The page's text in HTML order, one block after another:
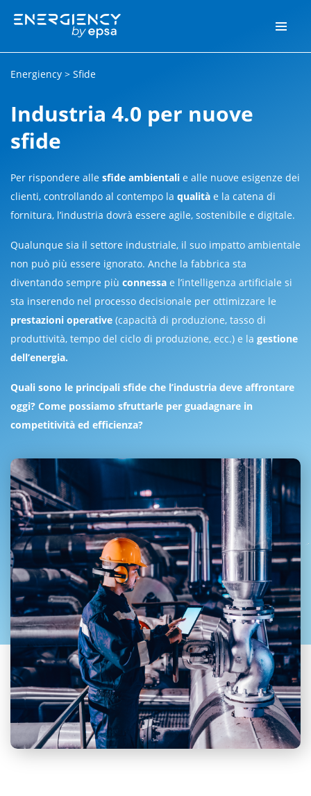
Energiency > Sfide
Industria 4.0 per nuove
sfide
Per rispondere alle sfide ambientali e alle nuove esigenze dei
clienti, controllando al contempo la qualità e la catena di
fornitura, l’industria dovrà essere agile, sostenibile e digitale.
Qualunque sia il settore industriale, il suo impatto ambientale
non può più essere ignorato. Anche la fabbrica sta
diventando sempre più connessa e l’intelligenza artificiale si
sta inserendo nel processo decisionale per ottimizzare le
prestazioni operative (capacità di produzione, tasso di
produttività, tempo del ciclo di produzione, ecc.) e la gestione
dell’energia.
Quali sono le principali sfide che l’industria deve affrontare
oggi? Come possiamo sfruttarle per guadagnare in
competitività ed efficienza?